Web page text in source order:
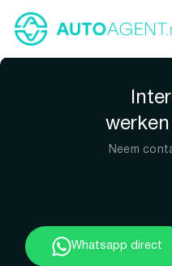
Neem
Whatsapp direct